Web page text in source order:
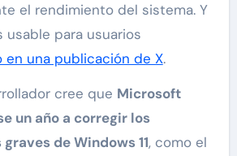
el rendimiento del sistema. Y
usable para usuarios
en una publicación de X.
cree que Microsoft
un año a corregir los
de Windows 11, como el